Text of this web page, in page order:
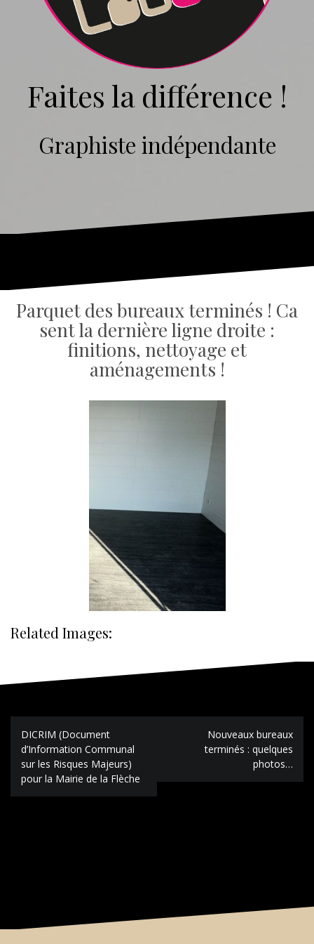
Faites la différence !
Graphiste indépendante
Parquet des bureaux terminés ! Ca
sent la dernière ligne droite :
finitions, nettoyage et
aménagements !
Related Images:
Navigation
de
l’article
DICRIM (Document
d’Information Communal
sur les Risques Majeurs)
pour la Mairie de la Flèche
Nouveaux bureaux
terminés : quelques
photos…